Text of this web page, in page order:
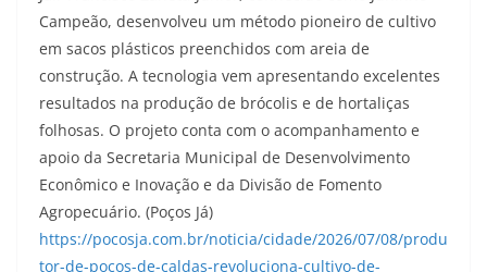
Campeão, desenvolveu um método pioneiro de cultivo
em sacos plásticos preenchidos com areia de
construção. A tecnologia vem apresentando excelentes
resultados na produção de brócolis e de hortaliças
folhosas. O projeto conta com o acompanhamento e
apoio da Secretaria Municipal de Desenvolvimento
Econômico e Inovação e da Divisão de Fomento
Agropecuário. (Poços Já)
https://pocosja.com.br/noticia/cidade/2026/07/08/produ
tor-de-pocos-de-caldas-revoluciona-cultivo-de-